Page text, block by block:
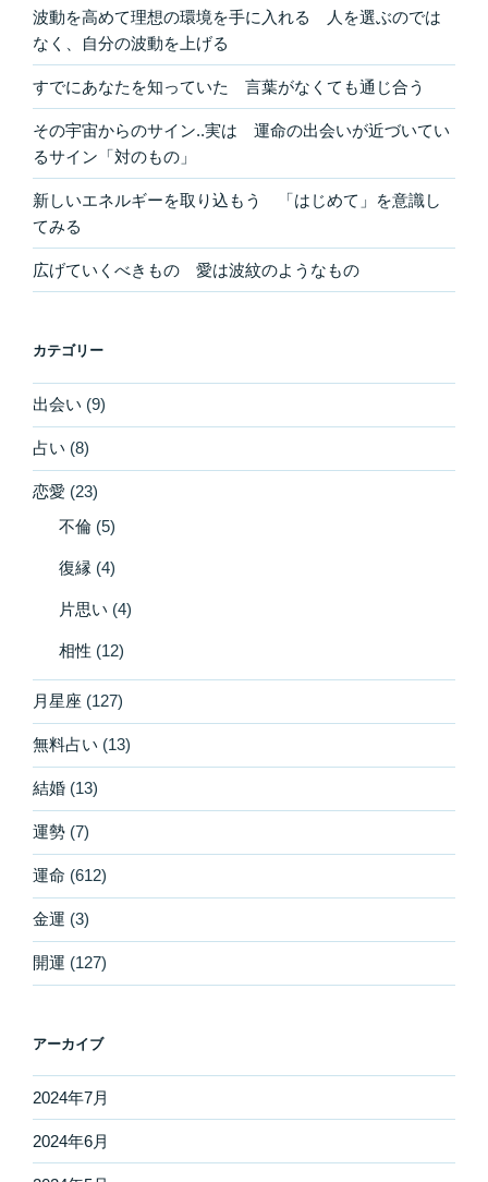
波動を高めて理想の環境を手に入れる 人を選ぶのでは
なく、自分の波動を上げる
すでにあなたを知っていた 言葉がなくても通じ合う
その宇宙からのサイン..実は 運命の出会いが近づいてい
るサイン「対のもの」
新しいエネルギーを取り込もう 「はじめて」を意識し
てみる
広げていくべきもの 愛は波紋のようなもの
カテゴリー
出会い (9)
占い (8)
恋愛 (23)
不倫 (5)
復縁 (4)
片思い (4)
相性 (12)
月星座 (127)
無料占い (13)
結婚 (13)
運勢 (7)
運命 (612)
金運 (3)
開運 (127)
アーカイブ
2024年7月
2024年6月